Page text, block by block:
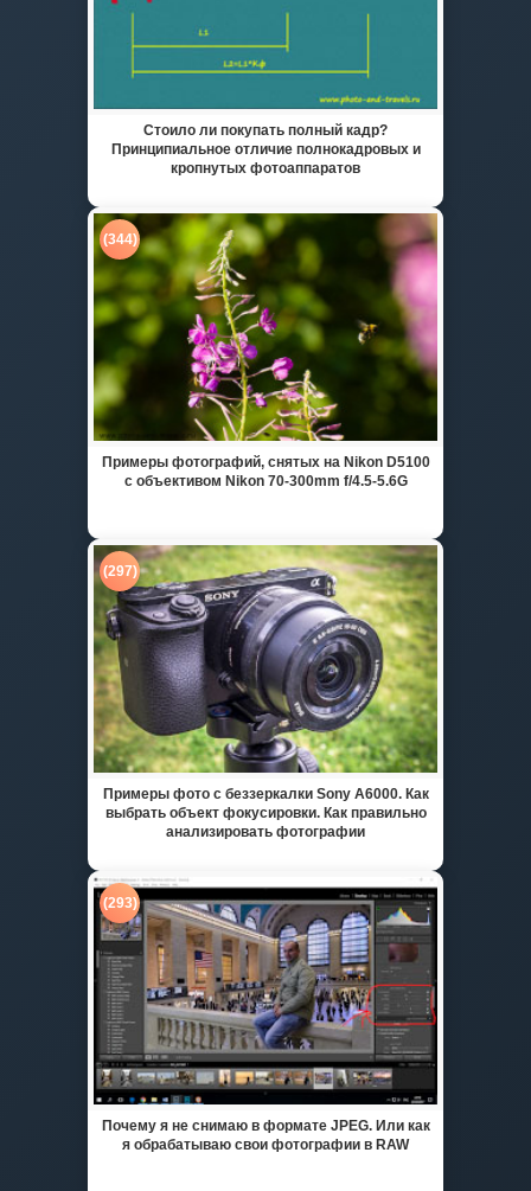
Стоило ли покупать полный кадр?
Принципиальное отличие полнокадровых и
кропнутых фотоаппаратов
(344)
Примеры фотографий, снятых на Nikon D5100
с объективом Nikon 70-300mm f/4.5-5.6G
(297)
Примеры фото с беззеркалки Sony A6000. Как
выбрать объект фокусировки. Как правильно
анализировать фотографии
(293)
Почему я не снимаю в формате JPEG. Или как
я обрабатываю свои фотографии в RAW